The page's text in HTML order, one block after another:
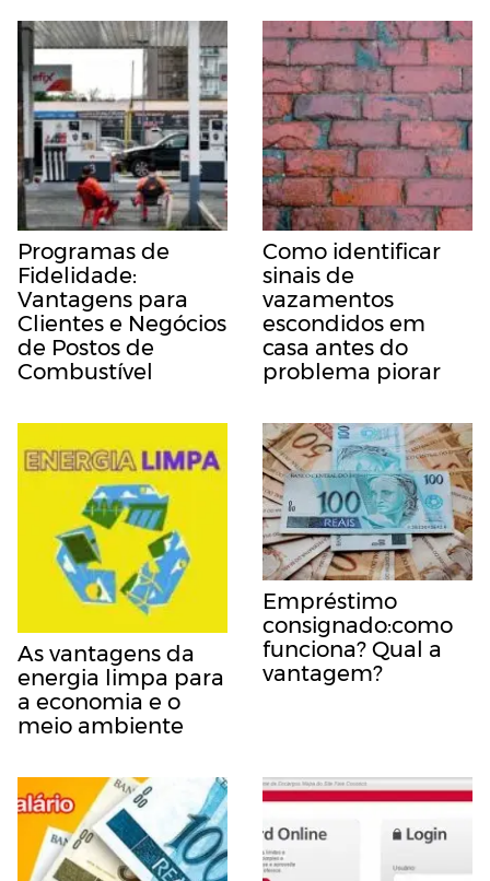
Programas de
Fidelidade:
Vantagens para
Clientes e Negócios
de Postos de
Combustível
Como identificar
sinais de
vazamentos
escondidos em
casa antes do
problema piorar
As vantagens da
energia limpa para
a economia e o
meio ambiente
Empréstimo
consignado:como
funciona? Qual a
vantagem?